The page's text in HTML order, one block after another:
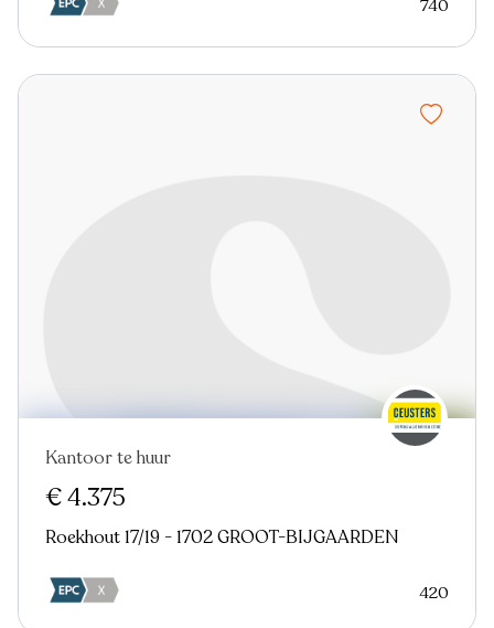
740
Kantoor te huur
€ 4.375
Roekhout 17/19 - 1702 GROOT-BIJGAARDEN
420